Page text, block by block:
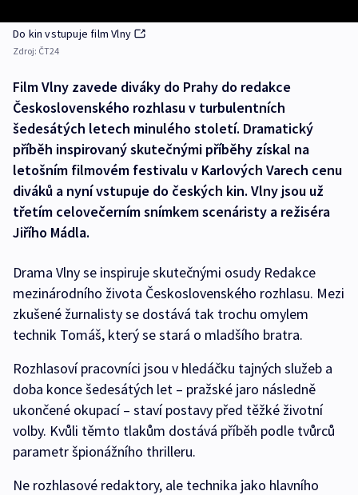
Do kin vstupuje film Vlny
Zdroj: ČT24
Film Vlny zavede diváky do Prahy do redakce
Československého rozhlasu v turbulentních
šedesátých letech minulého století. Dramatický
příběh inspirovaný skutečnými příběhy získal na
letošním filmovém festivalu v Karlových Varech cenu
diváků a nyní vstupuje do českých kin. Vlny jsou už
třetím celovečerním snímkem scenáristy a režiséra
Jiřího Mádla.
Drama Vlny se inspiruje skutečnými osudy Redakce
mezinárodního života Československého rozhlasu. Mezi
zkušené žurnalisty se dostává tak trochu omylem
technik Tomáš, který se stará o mladšího bratra.
Rozhlasoví pracovníci jsou v hledáčku tajných služeb a
doba konce šedesátých let – pražské jaro následně
ukončené okupací – staví postavy před těžké životní
volby. Kvůli těmto tlakům dostává příběh podle tvůrců
parametr špionážního thrilleru.
Ne rozhlasové redaktory, ale technika jako hlavního